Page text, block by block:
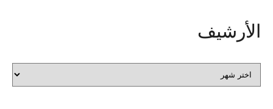
الأرشيف
الأرشيف